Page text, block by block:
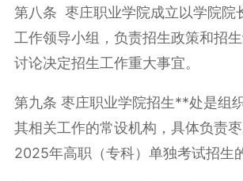
第八条 枣庄职业学院成立以学院院
工作领导小组，负责招生政策和招生
讨论决定招生工作重大事宜。
第九条 枣庄职业学院招生**处是组
其相关工作的常设机构，具体负责
2025年高职（专科）单独考试招生